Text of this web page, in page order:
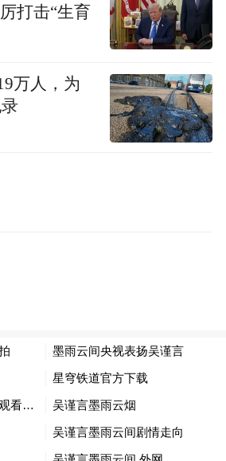
颠覆以往柔美形象，饰演
臣的孟廷辉——表面背负“奸
瞳气场全开，精准拿捏铁
峻与隐忍，两人同框即展现
。当日恰逢吴谨言生日，陈
打击“生育
万人，为